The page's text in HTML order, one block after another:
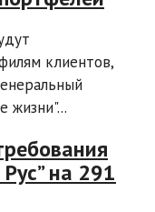
клиентов,
жизни"...
на 291